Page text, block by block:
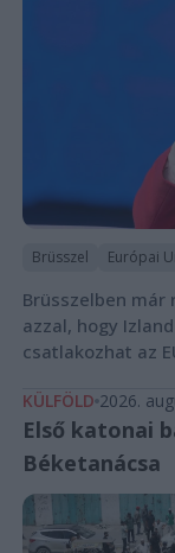
Brüsszel Európai
Brüsszelben
azzal, hogy
csatlakozhat az
KÜLFÖLD 2026.
Első katonai
Béketanácsa